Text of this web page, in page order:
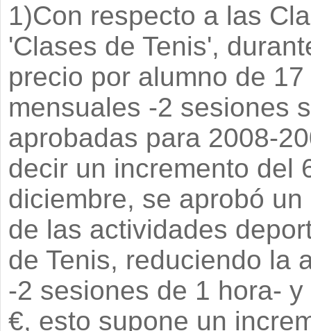
1)Con respecto a las
'Clases de Tenis',
precio por alumno de
mensuales -2 sesiones
aprobadas para 2008-
decir un incremento del
diciembre, se aprobó
de las actividades
de Tenis, reduciendo la
-2 sesiones de 1 hora-
€, esto supone un